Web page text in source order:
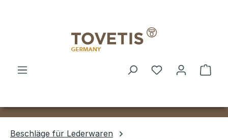
Beschläge für Lederwaren